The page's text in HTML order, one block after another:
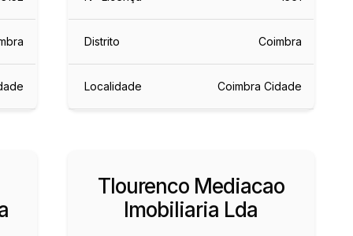
Distrito Coimbra
Localidade Coimbra Cidade
Tlourenco Mediacao
Imobiliaria Lda